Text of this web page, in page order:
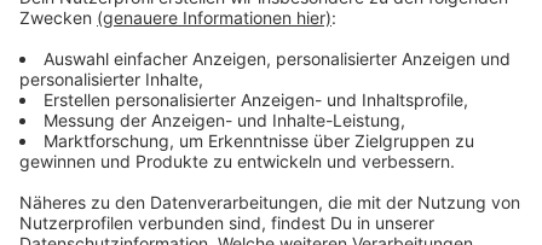
Kant-Gymnasium Fertigbauklassen. Diese sind
im Zuge der Umstellung auf das Abitur nach neun
Jahren (G9) aufzunehmen.
Anzeige
In weiteren Bauabschnitten sind die Sanierung und der